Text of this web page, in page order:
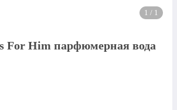
1 / 1
For Him парфюмерная вода